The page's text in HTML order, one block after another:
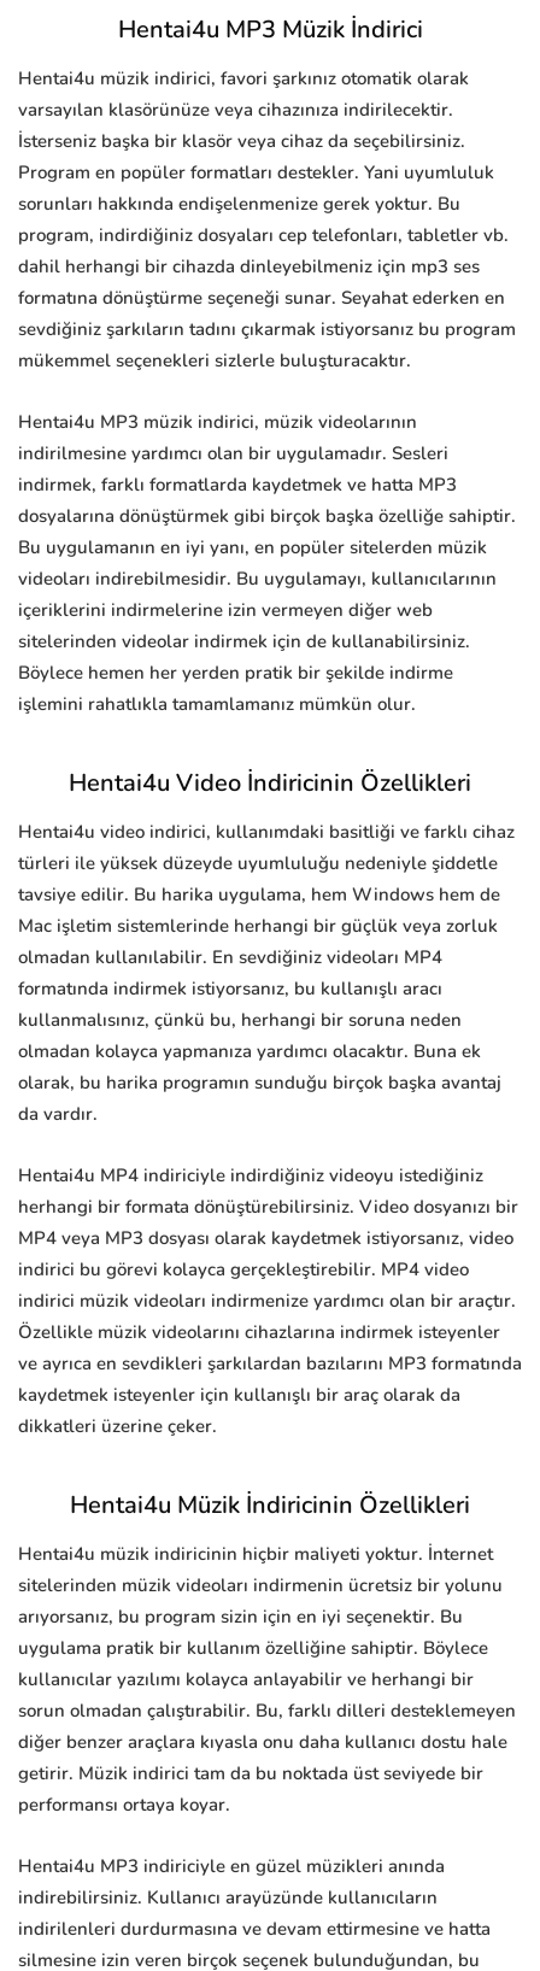
Hentai4u MP3 Müzik İndirici
Hentai4u müzik indirici, favori şarkınız otomatik olarak
varsayılan klasörünüze veya cihazınıza indirilecektir.
İsterseniz başka bir klasör veya cihaz da seçebilirsiniz.
Program en popüler formatları destekler. Yani uyumluluk
sorunları hakkında endişelenmenize gerek yoktur. Bu
program, indirdiğiniz dosyaları cep telefonları, tabletler vb.
dahil herhangi bir cihazda dinleyebilmeniz için mp3 ses
formatına dönüştürme seçeneği sunar. Seyahat ederken en
sevdiğiniz şarkıların tadını çıkarmak istiyorsanız bu program
mükemmel seçenekleri sizlerle buluşturacaktır.
Hentai4u MP3 müzik indirici, müzik videolarının
indirilmesine yardımcı olan bir uygulamadır. Sesleri
indirmek, farklı formatlarda kaydetmek ve hatta MP3
dosyalarına dönüştürmek gibi birçok başka özelliğe sahiptir.
Bu uygulamanın en iyi yanı, en popüler sitelerden müzik
videoları indirebilmesidir. Bu uygulamayı, kullanıcılarının
içeriklerini indirmelerine izin vermeyen diğer web
sitelerinden videolar indirmek için de kullanabilirsiniz.
Böylece hemen her yerden pratik bir şekilde indirme
işlemini rahatlıkla tamamlamanız mümkün olur.
Hentai4u Video İndiricinin Özellikleri
Hentai4u video indirici, kullanımdaki basitliği ve farklı cihaz
türleri ile yüksek düzeyde uyumluluğu nedeniyle şiddetle
tavsiye edilir. Bu harika uygulama, hem Windows hem de
Mac işletim sistemlerinde herhangi bir güçlük veya zorluk
olmadan kullanılabilir. En sevdiğiniz videoları MP4
formatında indirmek istiyorsanız, bu kullanışlı aracı
kullanmalısınız, çünkü bu, herhangi bir soruna neden
olmadan kolayca yapmanıza yardımcı olacaktır. Buna ek
olarak, bu harika programın sunduğu birçok başka avantaj
da vardır.
Hentai4u MP4 indiriciyle indirdiğiniz videoyu istediğiniz
herhangi bir formata dönüştürebilirsiniz. Video dosyanızı bir
MP4 veya MP3 dosyası olarak kaydetmek istiyorsanız, video
indirici bu görevi kolayca gerçekleştirebilir. MP4 video
indirici müzik videoları indirmenize yardımcı olan bir araçtır.
Özellikle müzik videolarını cihazlarına indirmek isteyenler
ve ayrıca en sevdikleri şarkılardan bazılarını MP3 formatında
kaydetmek isteyenler için kullanışlı bir araç olarak da
dikkatleri üzerine çeker.
Hentai4u Müzik İndiricinin Özellikleri
Hentai4u müzik indiricinin hiçbir maliyeti yoktur. İnternet
sitelerinden müzik videoları indirmenin ücretsiz bir yolunu
arıyorsanız, bu program sizin için en iyi seçenektir. Bu
uygulama pratik bir kullanım özelliğine sahiptir. Böylece
kullanıcılar yazılımı kolayca anlayabilir ve herhangi bir
sorun olmadan çalıştırabilir. Bu, farklı dilleri desteklemeyen
diğer benzer araçlara kıyasla onu daha kullanıcı dostu hale
getirir. Müzik indirici tam da bu noktada üst seviyede bir
performansı ortaya koyar.
Hentai4u MP3 indiriciyle en güzel müzikleri anında
indirebilirsiniz. Kullanıcı arayüzünde kullanıcıların
indirilenleri durdurmasına ve devam ettirmesine ve hatta
silmesine izin veren birçok seçenek bulunduğundan, bu